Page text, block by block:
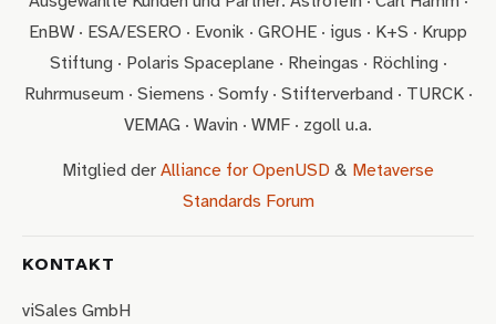
EnBW · ESA/ESERO · Evonik · GROHE · igus · K+S · Krupp
Stiftung · Polaris Spaceplane · Rheingas · Röchling ·
Ruhrmuseum · Siemens · Somfy · Stifterverband · TURCK ·
VEMAG · Wavin · WMF · zgoll u.a.
Mitglied der Alliance for OpenUSD & Metaverse
Standards Forum
KONTAKT
viSales GmbH